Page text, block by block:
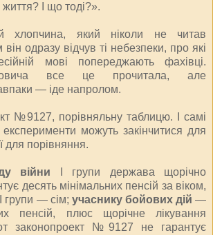
І що тоді?».
хлопчина, який ніколи не читав
одразу відчув ті небезпеки, про які
мові попереджають фахівці.
все це прочитала, але
— іде напролом.
№9127, порівняльну таблицю. І самі
можуть закінчитися для
для порівняння.
війни І групи держава щорічно
десять мінімальних пенсій за віком,
групи — сім; учаснику бойових дій —
пенсій, плюс щорічне лікування
законопроект №9127 не гарантує